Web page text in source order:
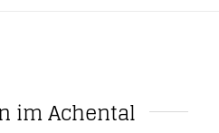
im Achental